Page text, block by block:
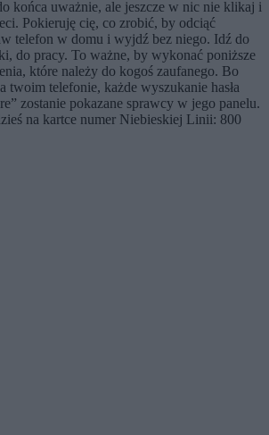
końca uważnie, ale jeszcze w nic nie klikaj i
Pokieruję cię, co zrobić, by odciąć
telefon w domu i wyjdź bez niego. Idź do
do pracy. To ważne, by wykonać poniższe
które należy do kogoś zaufanego. Bo
twoim telefonie, każde wyszukanie hasła
zostanie pokazane sprawcy w jego panelu.
na kartce numer Niebieskiej Linii: 800